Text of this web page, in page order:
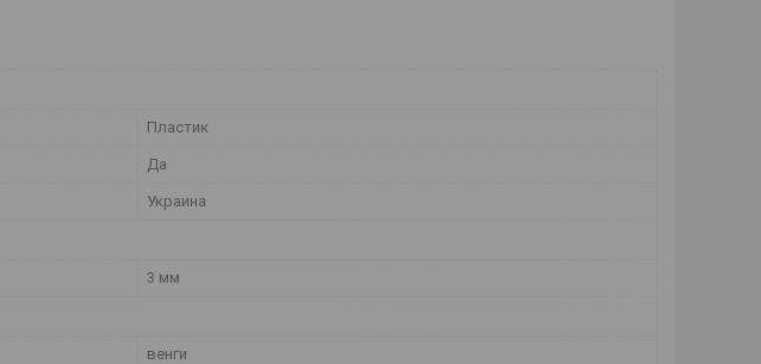
Пластик
Да
Украина
3 мм
венги